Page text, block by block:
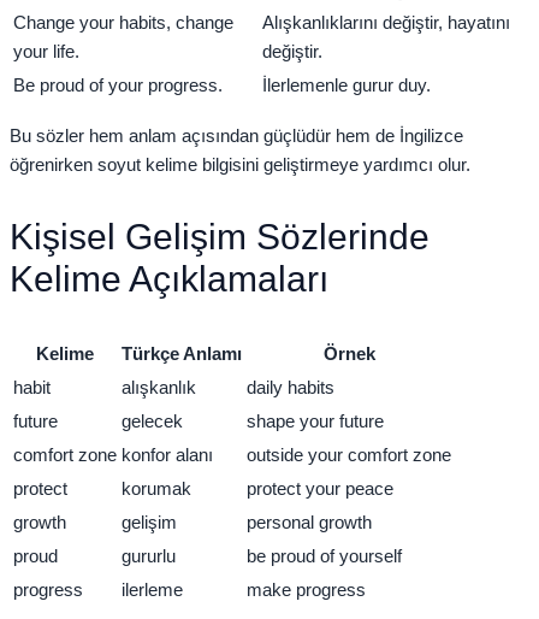
Change your habits, change
your life.
Alışkanlıklarını değiştir, hayatını
değiştir.
Be proud of your progress.
İlerlemenle gurur duy.
Bu sözler hem anlam açısından güçlüdür hem de İngilizce
öğrenirken soyut kelime bilgisini geliştirmeye yardımcı olur.
Kişisel Gelişim Sözlerinde
Kelime Açıklamaları
Kelime Türkçe Anlamı
Örnek
habit
alışkanlık
daily habits
future
gelecek
shape your future
comfort zone konfor alanı
outside your comfort zone
protect
korumak
protect your peace
growth
gelişim
personal growth
proud
gururlu
be proud of yourself
progress
ilerleme make progress